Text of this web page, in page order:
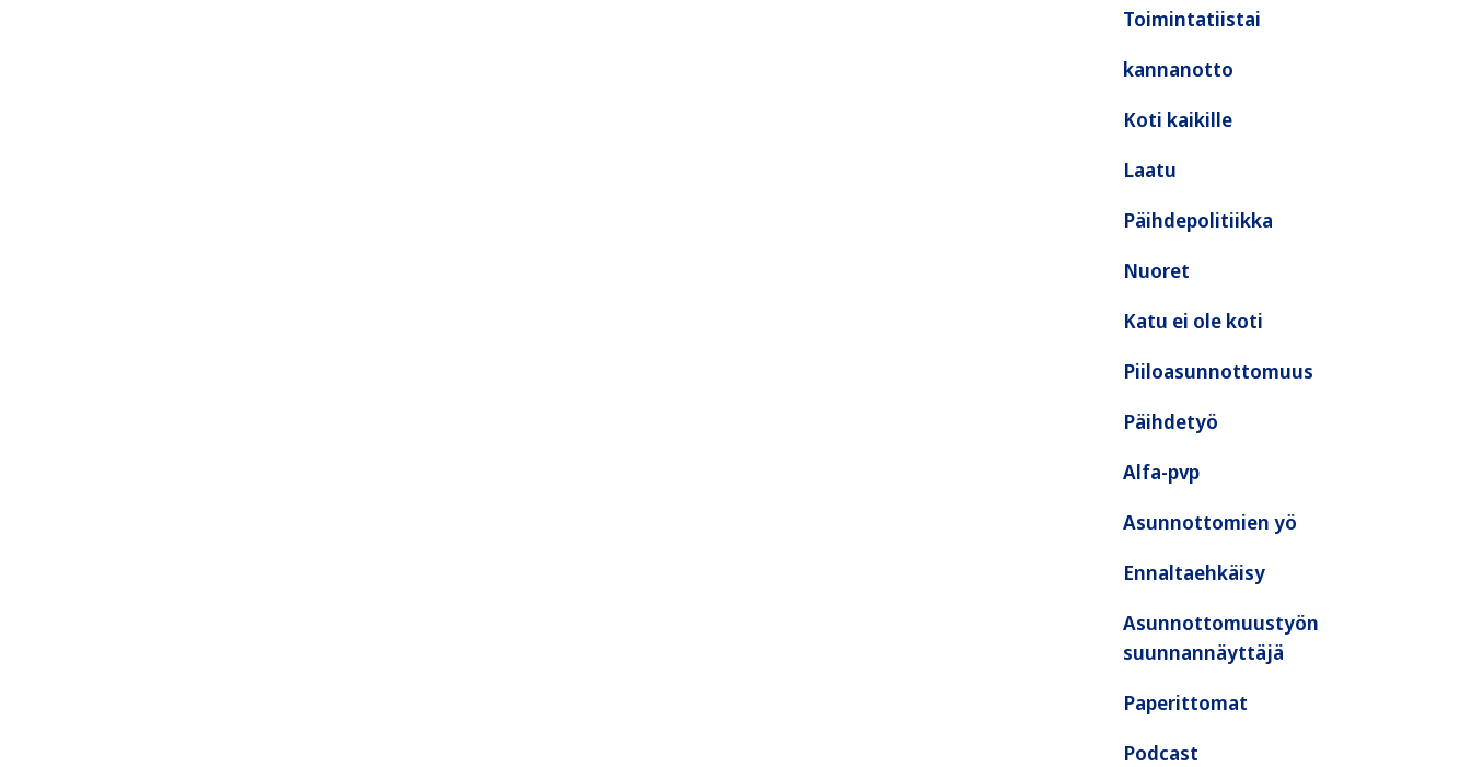
Toimintatiistai
kannanotto
Koti kaikille
Laatu
Päihdepolitiikka
Nuoret
Katu ei ole koti
Piiloasunnottomuus
Päihdetyö
Alfa-pvp
Asunnottomien yö
Ennaltaehkäisy
Asunnottomuustyön
suunnannäyttäjä
Paperittomat
Podcast